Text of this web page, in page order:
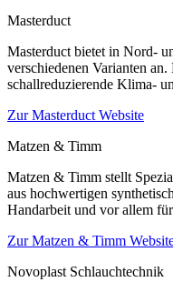
Masterduct
Masterduct bietet in Nord-
verschiedenen Varianten
schallreduzierende Klima-
Zur Masterduct Website
Matzen & Timm
Matzen & Timm stellt
aus hochwertigen
Handarbeit und vor allem
Zur Matzen & Timm
Novoplast Schlauchtechnik